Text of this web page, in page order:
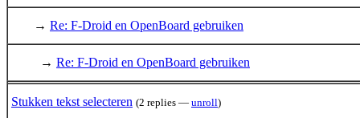
→ Re: F-Droid en OpenBoard gebruiken
→ Re: F-Droid en OpenBoard gebruiken
Stukken tekst selecteren (2 replies — unroll)